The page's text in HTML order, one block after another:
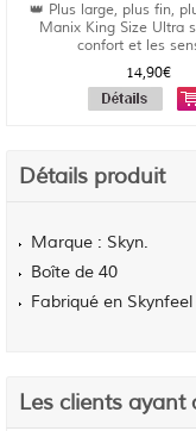
👑 Plus large, plus fin,
Manix King Size Ultra
confort et les
14,90€
Détails produit
Marque : Skyn.
Boîte de 40
Fabriqué en Skynfeel
Les clients